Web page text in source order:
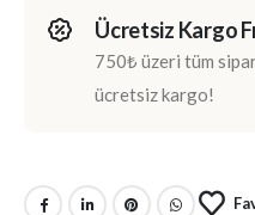
Ücretsiz Kargo
750₺ üzeri tüm
ücretsiz kargo!